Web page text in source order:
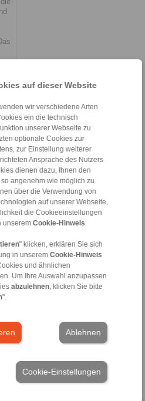
auf dieser Website
wir verschiedene Arten
ein die technisch
unserer Webseite zu
optionale Cookies zur
zur Einstellung weiterer
Ansprache des Nutzers
dienen dazu, Ihnen den
angenehm wie möglich zu
über die Verwendung von
auf unserer Webseite,
die Cookieeinstellungen
unserem Cookie-Hinweis
" klicken, erklären Sie sich
in unserem Cookie-Hinweis
und ähnlichen
Um Ihre Auswahl anzupassen
abzulehnen, klicken Sie bitte
".
Ablehnen
Cookie-Einstellungen